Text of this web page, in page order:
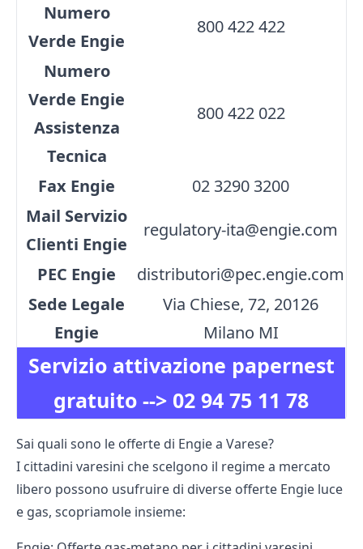
Servizio attivazione papernest
gratuito --> 02 94 75 11 78
Numero
Verde Engie
800 422 422
Numero
Verde Engie
Assistenza
Tecnica
800 422 022
Fax Engie
02 3290 3200
Mail Servizio
Clienti Engie
regulatory-ita@engie.com
PEC Engie
distributori@pec.engie.com
Sede Legale
Engie
Via Chiese, 72, 20126
Milano MI
Sai quali sono le offerte di Engie a Varese?
I cittadini varesini che scelgono il regime a mercato
libero possono usufruire di diverse offerte Engie luce
e gas, scopriamole insieme: